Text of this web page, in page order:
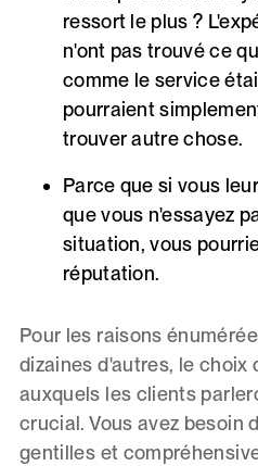
ressort le plus ?
n'ont pas trouvé ce
comme le service
pourraient
trouver autre chose.
Parce que si vous
que vous n'essayez
situation, vous
réputation.
Pour les raisons
dizaines d'autres, le choix
auxquels les clients
crucial. Vous avez besoin
gentilles et